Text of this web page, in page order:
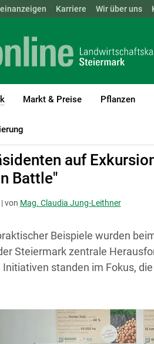
ÖSTERREICH BGLD
Karriere Wir über uns
(current)1
Markt & Preise Pflanzen
Steiermark
auf
Battle"
von Mag. Claudia Jung-Leithner
Beispiele wurden
Steiermark zentrale
Initiativen standen im Fokus,